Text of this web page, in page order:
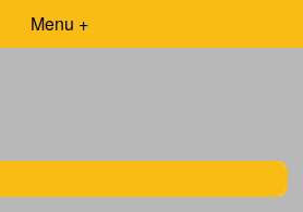
Menu +